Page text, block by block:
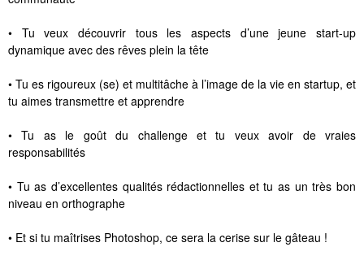
• Tu veux découvrir tous les aspects d’une jeune start-up
dynamique avec des rêves plein la tête
• Tu es rigoureux (se) et multitâche à l’image de la vie en startup, et
tu aimes transmettre et apprendre
• Tu as le goût du challenge et tu veux avoir de vraies
responsabilités
• Tu as d’excellentes qualités rédactionnelles et tu as un très bon
niveau en orthographe
• Et si tu maîtrises Photoshop, ce sera la cerise sur le gâteau !